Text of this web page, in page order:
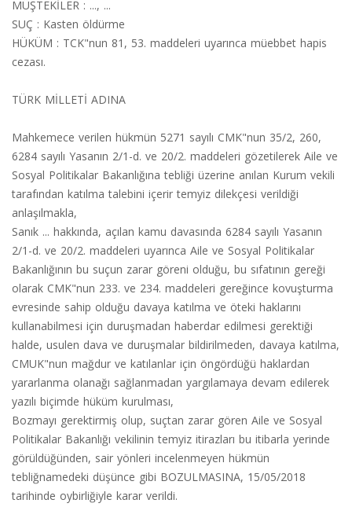
MÜŞTEKİLER : ..., ...
SUÇ : Kasten öldürme
HÜKÜM : TCK"nun 81, 53. maddeleri uyarınca müebbet hapis
cezası.
TÜRK MİLLETİ ADINA
Mahkemece verilen hükmün 5271 sayılı CMK"nun 35/2, 260,
6284 sayılı Yasanın 2/1-d. ve 20/2. maddeleri gözetilerek Aile ve
Sosyal Politikalar Bakanlığına tebliği üzerine anılan Kurum vekili
tarafından katılma talebini içerir temyiz dilekçesi verildiği
anlaşılmakla,
Sanık ... hakkında, açılan kamu davasında 6284 sayılı Yasanın
2/1-d. ve 20/2. maddeleri uyarınca Aile ve Sosyal Politikalar
Bakanlığının bu suçun zarar göreni olduğu, bu sıfatının gereği
olarak CMK"nun 233. ve 234. maddeleri gereğince kovuşturma
evresinde sahip olduğu davaya katılma ve öteki haklarını
kullanabilmesi için duruşmadan haberdar edilmesi gerektiği
halde, usulen dava ve duruşmalar bildirilmeden, davaya katılma,
CMUK"nun mağdur ve katılanlar için öngördüğü haklardan
yararlanma olanağı sağlanmadan yargılamaya devam edilerek
yazılı biçimde hüküm kurulması,
Bozmayı gerektirmiş olup, suçtan zarar gören Aile ve Sosyal
Politikalar Bakanlığı vekilinin temyiz itirazları bu itibarla yerinde
görüldüğünden, sair yönleri incelenmeyen hükmün
tebliğnamedeki düşünce gibi BOZULMASINA, 15/05/2018
tarihinde oybirliğiyle karar verildi.